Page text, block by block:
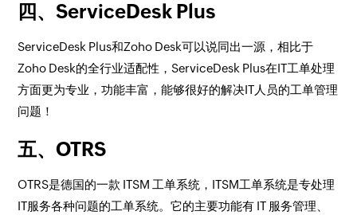
四、ServiceDesk Plus
ServiceDesk Plus和Zoho Desk可以说同出一源，相比于
Zoho Desk的全行业适配性，ServiceDesk Plus在IT工单处理
方面更为专业，功能丰富，能够很好的解决IT人员的工单管理
问题！
五、OTRS
OTRS是德国的一款 ITSM 工单系统，ITSM工单系统是专处理
IT服务各种问题的工单系统。它的主要功能有 IT 服务管理、